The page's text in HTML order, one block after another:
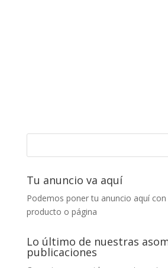
Tu anuncio va aquí
Podemos poner tu anuncio aquí
producto o página
Lo último de nuestras
publicaciones